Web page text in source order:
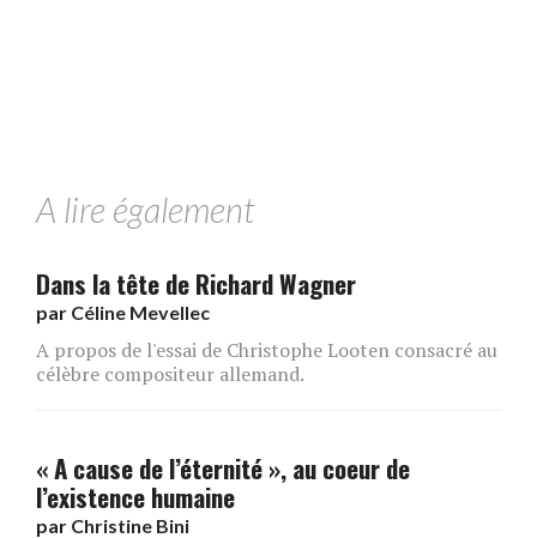
A lire également
Dans la tête de Richard Wagner
par Céline Mevellec
A propos de l'essai de Christophe Looten consacré au
célèbre compositeur allemand.
« A cause de l’éternité », au coeur de
l’existence humaine
par Christine Bini